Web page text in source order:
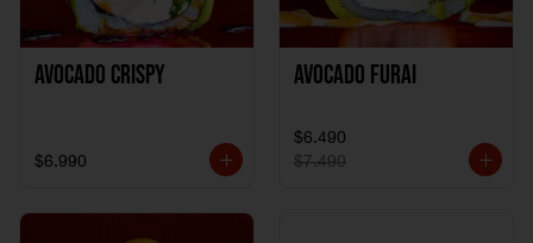
Avocado Crispy
$6.990
Avocado Furai
$6.490
$7.490